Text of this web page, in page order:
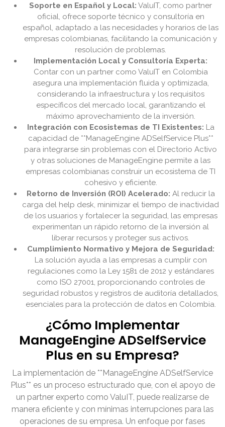
Soporte en Español y Local: ValuIT, como partner
oficial, ofrece soporte técnico y consultoría en
español, adaptado a las necesidades y horarios de las
empresas colombianas, facilitando la comunicación y
resolución de problemas.
Implementación Local y Consultoría Experta:
Contar con un partner como ValuIT en Colombia
asegura una implementación fluida y optimizada,
considerando la infraestructura y los requisitos
específicos del mercado local, garantizando el
máximo aprovechamiento de la inversión.
Integración con Ecosistemas de TI Existentes: La
capacidad de **ManageEngine ADSelfService Plus**
para integrarse sin problemas con el Directorio Activo
y otras soluciones de ManageEngine permite a las
empresas colombianas construir un ecosistema de TI
cohesivo y eficiente.
Retorno de Inversión (ROI) Acelerado: Al reducir la
carga del help desk, minimizar el tiempo de inactividad
de los usuarios y fortalecer la seguridad, las empresas
experimentan un rápido retorno de la inversión al
liberar recursos y proteger sus activos.
Cumplimiento Normativo y Mejora de Seguridad:
La solución ayuda a las empresas a cumplir con
regulaciones como la Ley 1581 de 2012 y estándares
como ISO 27001, proporcionando controles de
seguridad robustos y registros de auditoría detallados,
esenciales para la protección de datos en Colombia.
¿Cómo Implementar
ManageEngine ADSelfService
Plus en su Empresa?
La implementación de **ManageEngine ADSelfService
Plus** es un proceso estructurado que, con el apoyo de
un partner experto como ValuIT, puede realizarse de
manera eficiente y con mínimas interrupciones para las
operaciones de su empresa. Un enfoque por fases